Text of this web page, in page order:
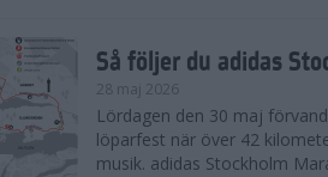
Så följer du adidas
28 maj 2026
Lördagen den 30 maj
löparfest när över 42
musik. adidas Stockholm